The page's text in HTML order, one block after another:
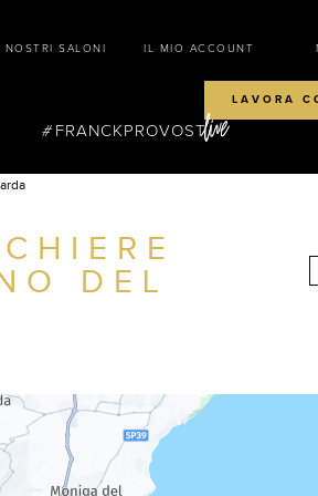
DEL
NOSTRI SALONI IL MIO ACCOUNT
LAVORA
FRANCKPROVOST